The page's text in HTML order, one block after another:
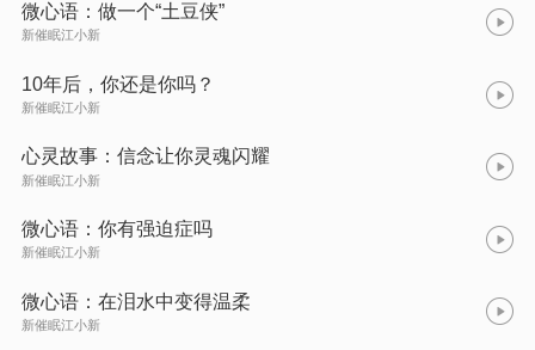
微心语：做一个“土豆侠”
新催眠江小新
10年后，你还是你吗？
新催眠江小新
心灵故事：信念让你灵魂闪耀
新催眠江小新
微心语：你有强迫症吗
新催眠江小新
微心语：在泪水中变得温柔
新催眠江小新